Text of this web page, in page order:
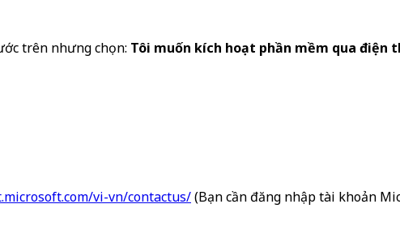
trên nhưng chọn: Tôi muốn kích hoạt phần mềm qua điện
vi-vn/contactus/(Bạn cần đăng nhập tài khoản